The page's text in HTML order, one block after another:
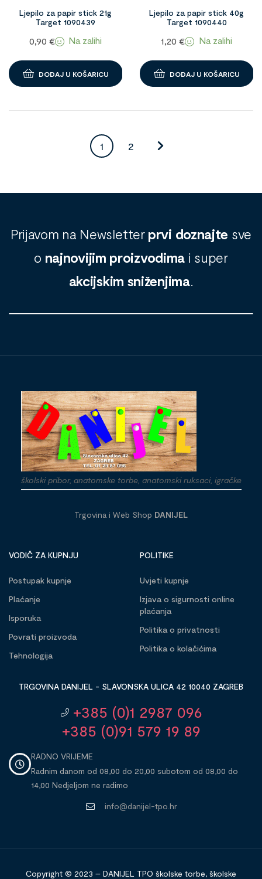
Ljepilo za papir stick 21g
Target 1090439
0,90 € Na zalihi
DODAJ U KOŠARICU
Ljepilo za papir stick 40g
Target 1090440
1,20€ Na zalihi
DODAJ U KOŠARICU
1 2
Prijavom na Newsletter prvi doznajte sve
o najnovijim proizvodima i super
akcijskim sniženjima.
školski pribor, anatomske torbe, anatomski ruksaci, igračke
Trgovina i Web Shop DANIJEL
VODIČ ZA KUPNJU
Postupak kupnje
Plaćanje
Isporuka
Povrati proizvoda
Tehnologija
POLITIKE
Uvjeti kupnje
Izjava o sigurnosti online
plaćanja
Politika o privatnosti
Politika o kolačićima
TRGOVINA DANIJEL - SLAVONSKA ULICA 42 10040 ZAGREB
+385 (0)1 2987 096
+385 (0)91 579 19 89
RADNO VRIJEME
Radnim danom od 08,00 do 20,00 subotom od 08,00 do
14,00 Nedjeljom ne radimo
info@danijel-tpo.hr
Copyright © 2023 – DANIJEL TPO školske torbe, školske